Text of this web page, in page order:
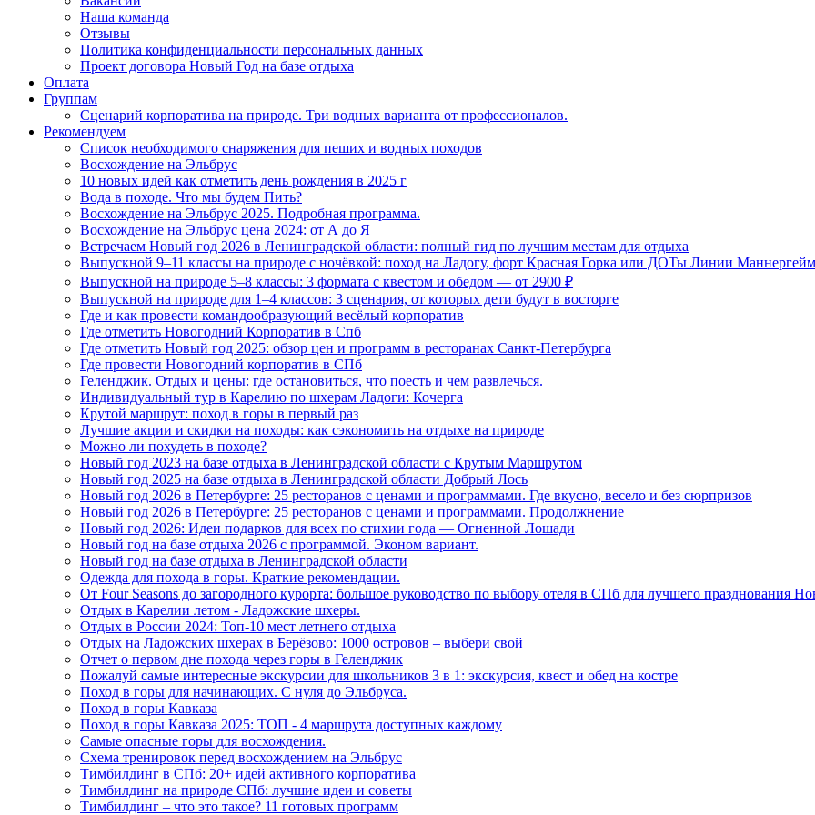
Наша команда
Отзывы
Политика конфиденциальности персональных данных
Проект договора Новый Год на базе отдыха
Оплата
Группам
Сценарий корпоратива на природе. Три водных варианта от профессионалов.
Рекомендуем
Список необходимого снаряжения для пеших и водных походов
Восхождение на Эльбрус
10 новых идей как отметить день рождения в 2025 г
Вода в походе. Что мы будем Пить?
Восхождение на Эльбрус 2025. Подробная программа.
Восхождение на Эльбрус цена 2024: от А до Я
Встречаем Новый год 2026 в Ленинградской области: полный гид по лучшим местам для отдыха
Выпускной 9–11 классы на природе с ночёвкой: поход на Ладогу, форт Красная Горка или ДОТы Линии
Выпускной на природе 5–8 классы: 3 формата с квестом и обедом — от 2900 ₽
Выпускной на природе для 1–4 классов: 3 сценария, от которых дети будут в восторге
Где и как провести командообразующий весёлый корпоратив
Где отметить Новогодний Корпоратив в Спб
Где отметить Новый год 2025: обзор цен и программ в ресторанах Санкт-Петербурга
Где провести Новогодний корпоратив в СПб
Геленджик. Отдых и цены: где остановиться, что поесть и чем развлечься.
Индивидуальный тур в Карелию по шхерам Ладоги: Кочерга
Крутой маршрут: поход в горы в первый раз
Лучшие акции и скидки на походы: как сэкономить на отдыхе на природе
Можно ли похудеть в походе?
Новый год 2023 на базе отдыха в Ленинградской области с Крутым Маршрутом
Новый год 2025 на базе отдыха в Ленинградской области Добрый Лось
Новый год 2026 в Петербурге: 25 ресторанов с ценами и программами. Где вкусно, весело и без сюрпризов
Новый год 2026 в Петербурге: 25 ресторанов с ценами и программами. Продолжнение
Новый год 2026: Идеи подарков для всех по стихии года — Огненной Лошади
Новый год на базе отдыха 2026 с программой. Эконом вариант.
Новый год на базе отдыха в Ленинградской области
Одежда для похода в горы. Краткие рекомендации.
От Four Seasons до загородного курорта: большое руководство по выбору отеля в СПб для лучшего празднования
Отдых в Карелии летом - Ладожские шхеры.
Отдых в России 2024: Топ-10 мест летнего отдыха
Отдых на Ладожских шхерах в Берёзово: 1000 островов – выбери свой
Отчет о первом дне похода через горы в Геленджик
Пожалуй самые интересные экскурсии для школьников 3 в 1: экскурсия, квест и обед на костре
Поход в горы для начинающих. С нуля до Эльбруса.
Поход в горы Кавказа
Поход в горы Кавказа 2025: ТОП - 4 маршрута доступных каждому
Самые опасные горы для восхождения.
Схема тренировок перед восхождением на Эльбрус
Тимбилдинг в СПб: 20+ идей активного корпоратива
Тимбилдинг на природе СПб: лучшие идеи и советы
Тимбилдинг – что это такое? 11 готовых программ